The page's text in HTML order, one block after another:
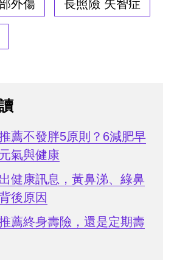
外傷 長照險 失智症
薦不發胖5原則？6減肥早
氣與健康
健康訊息，黃鼻涕、綠鼻
後原因
薦終身壽險，還是定期壽